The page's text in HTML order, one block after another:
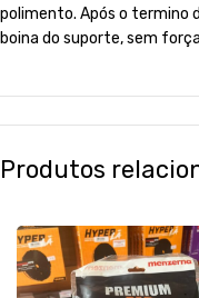
polimento. Após o termino
boina do suporte, sem
Produtos